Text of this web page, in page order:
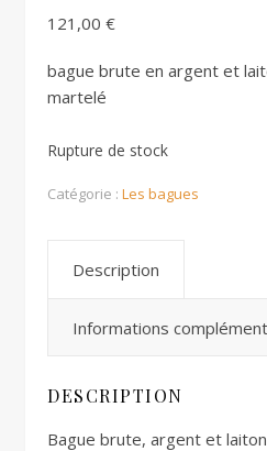
121,00 €
bague brute en argent et
martelé
Rupture de stock
Catégorie : Les bagues
Description
Informations
DESCRIPTION
Bague brute, argent et